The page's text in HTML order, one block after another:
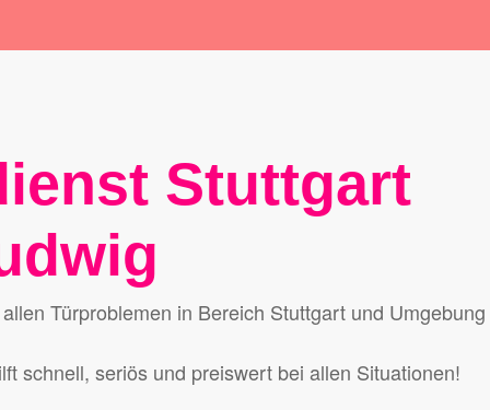
Stuttgart
Türproblemen in Bereich Stuttgart und Umgebung
schnell, seriös und preiswert bei allen Situationen!